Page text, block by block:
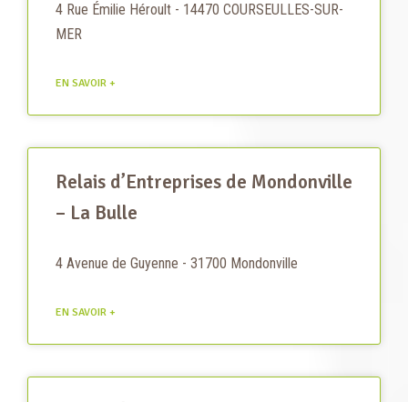
4 Rue Émilie Héroult - 14470 COURSEULLES-SUR-
MER
EN SAVOIR +
Relais d’Entreprises de Mondonville
– La Bulle
4 Avenue de Guyenne - 31700 Mondonville
EN SAVOIR +